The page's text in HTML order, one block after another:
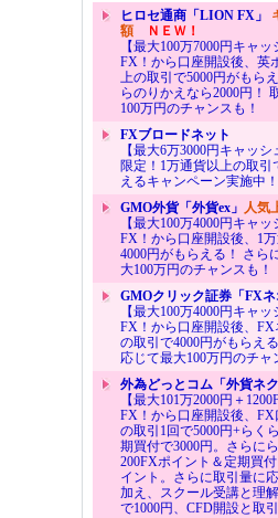
ヒロセ通商「LION FX」
額ＮＥＷ！
【最大100万7000円キャ
FX！から口座開設後、英
上の取引で5000円がもら
らのりかえなら2000円！
100万円のチャンスも！
FXブロードネット
【最大6万3000円キャッ
限定！1万通貨以上の取引
えるキャンペーン実施中！
GMO外貨「外貨ex」 人気
【最大100万4000円キャ
FX！から口座開設後、1
4000円がもらえる！ さら
大100万円のチャンスも！
GMOクリック証券「FXネ
【最大100万4000円キャ
FX！から口座開設後、
の取引で4000円がもらえ
応じて最大100万円のチャ
外為どっとコム「外貨ネ
【最大101万2000円＋
FX！から口座開設後、
の取引1回で5000円+らく
期買付で3000円。さらに
200FXポイント＆定期買
イント。さらに取引量に
加え、スクール受講と理
で1000円、CFD開設と取